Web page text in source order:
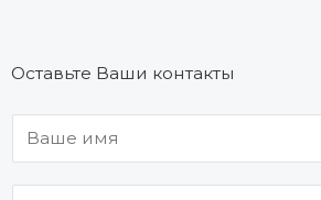
Оставьте Ваши контакты